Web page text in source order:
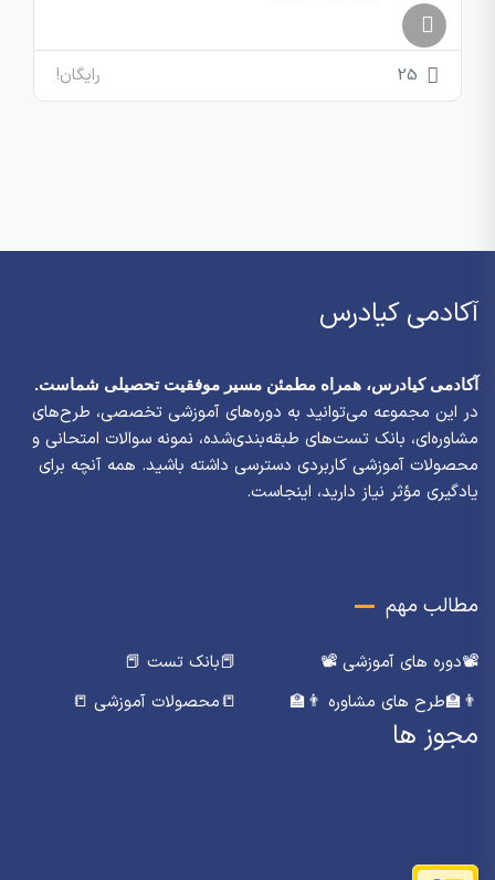
25 رایگان!
آکادمی کیادرس
آکادمی کیادرس، همراه مطمئن مسیر موفقیت تحصیلی شماست.
در این مجموعه می‌توانید به دوره‌های آموزشی تخصصی، طرح‌های
مشاوره‌ای، بانک تست‌های طبقه‌بندی‌شده، نمونه سوالات امتحانی و
محصولات آموزشی کاربردی دسترسی داشته باشید. همه آنچه برای
یادگیری مؤثر نیاز دارید، اینجاست.
مطالب مهم
📽️دوره های آموزشی 📽️
📕بانک تست 📕
👨‍🏫طرح های مشاوره 👨‍🏫
📒محصولات آموزشی 📒
مجوز ها